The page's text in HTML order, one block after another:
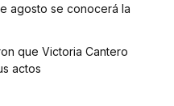
agosto se conocerá la
que Victoria Cantero
actos